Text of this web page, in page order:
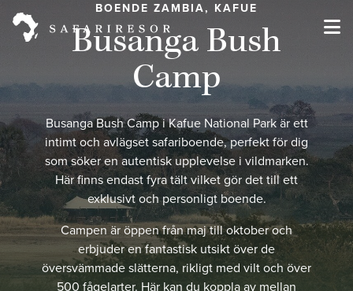
BOENDE ZAMBIA, KAFUE
Busanga Bush
Camp
Busanga Bush Camp i Kafue National Park är ett
intimt och avlägset safariboende, perfekt för dig
som söker en autentisk upplevelse i vildmarken.
Här finns endast fyra tält vilket gör det till ett
exklusivt och personligt boende.
Campen är öppen från maj till oktober och
erbjuder en fantastisk utsikt över de
översvämmade slätterna, rikligt med vilt och över
500 fågelarter. Här kan du koppla av mellan